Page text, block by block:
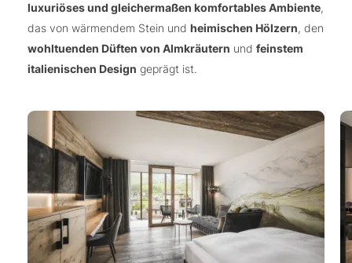
luxuriöses und gleichermaßen komfortables Ambiente,
das von wärmendem Stein und heimischen Hölzern, den
wohltuenden Düften von Almkräutern und feinstem
italienischen Design geprägt ist.